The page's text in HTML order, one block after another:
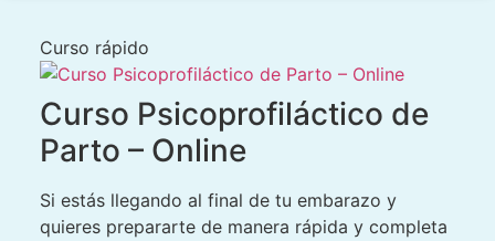
Curso rápido
Curso Psicoprofiláctico de
Parto – Online
Si estás llegando al final de tu embarazo y
quieres prepararte de manera rápida y completa